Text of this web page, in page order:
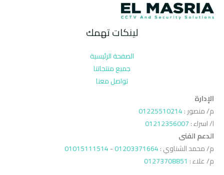
لينكات تهمك
الصفحة الرئيسية
جميع منتجاتنا
تواصل معنا
الإدارة
م/ منصور :01225510214
ا/ اسراء :01212356007
الدعم الفنى
م/ محمد الشناوي :01203371664
-
01015111514
م/ علاء : 01273708851